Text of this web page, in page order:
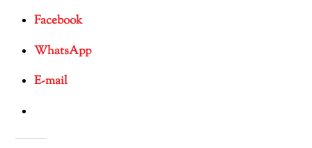
Facebook
WhatsApp
E-mail